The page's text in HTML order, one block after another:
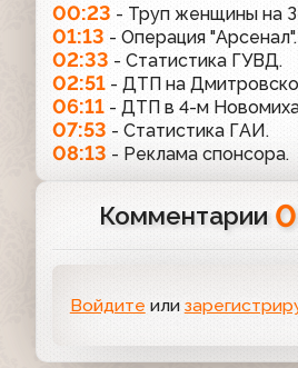
00:23 - Труп женщины на
01:13 - Операция "Арсенал".
02:33 - Статистика ГУВД.
02:51 - ДТП на
06:11 - ДТП в 4-м
07:53 - Статистика ГАИ.
08:13 - Реклама спонсора.
Комментарии 0
Войдите или